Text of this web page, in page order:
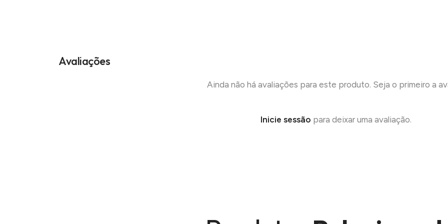
Avaliações
Ainda não há avaliações para este produto. Seja o primeiro a
Inicie sessão para deixar uma avaliação.